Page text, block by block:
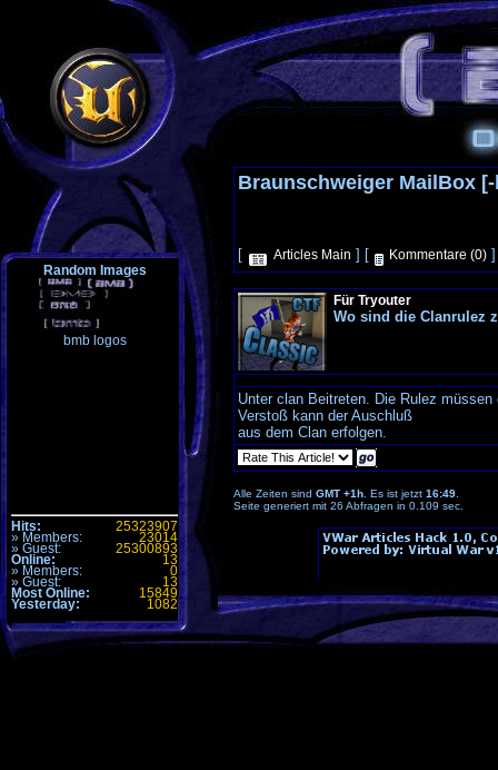
Random Images
bmb logos
Hits: 25323907
» Members: 23014
» Guest: 25300893
Online: 13
» Members: 0
» Guest: 13
Most Online: 15849
Yesterday: 1082
Braunschweiger MailBox
[ Articles Main ] [ Kommentare (0) ]
Für Tryouter
Wo sind die Clanrulez
Unter clan Beitreten. Die Rulez
Verstoß kann der Auschluß
aus dem Clan erfolgen.
Alle Zeiten sind GMT +1h . Es ist jetzt 16:49
Seite generiert mit 26 Abfragen in 0.109 sec.